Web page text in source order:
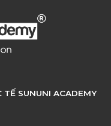
TẾ SUNUNI ACADEMY